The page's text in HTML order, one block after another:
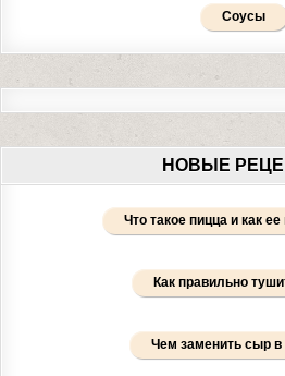
Соусы
НОВЫЕ
Что такое пицца и как ее
Как правильно
Чем заменить сыр в